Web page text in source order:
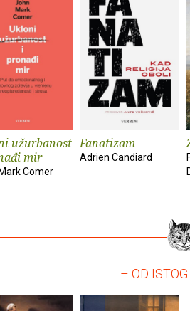
užurbanost
mir
Comer
Fanatizam
Adrien Candiard
– OD